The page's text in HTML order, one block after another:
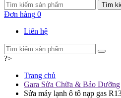
Tìm
Đơn hàng 0
Liên hệ
?>
Trang chủ
Gara Sửa Chữa & Bảo Dưỡng
Sửa máy lạnh ô tô nạp gas